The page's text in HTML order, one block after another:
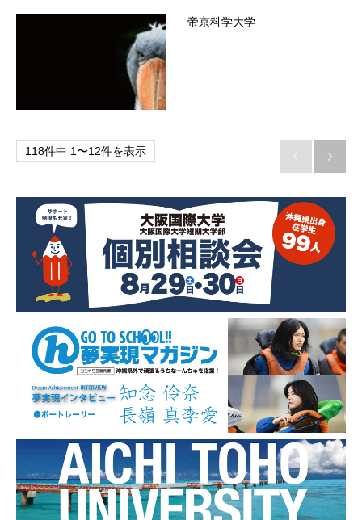
帝京科学大学
118件中 1〜12件を表示  